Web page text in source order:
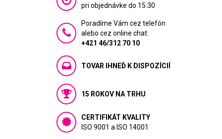
pri objednávke do 15:30
Poradíme Vám cez telefón
alebo cez online chat:
+421 46/312 70 10
TOVAR IHNEĎ K DISPOZÍCIÍ
15 ROKOV NA TRHU
CERTIFIKÁT KVALITY
ISO 9001 a ISO 14001